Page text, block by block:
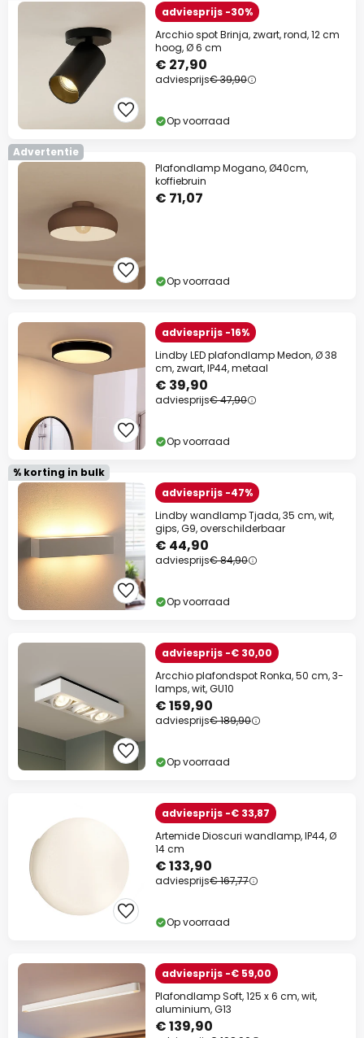
adviesprijs -30%
Arcchio spot Brinja, zwart, rond, 12 cm
hoog, Ø 6 cm
€ 27,90
adviesprijs€ 39,90
Op voorraad
Advertentie
Plafondlamp Mogano, Ø40cm,
koffiebruin
€ 71,07
Op voorraad
adviesprijs -16%
Lindby LED plafondlamp Medon, Ø 38
cm, zwart, IP44, metaal
€ 39,90
adviesprijs€ 47,90
Op voorraad
% korting in bulk
adviesprijs -47%
Lindby wandlamp Tjada, 35 cm, wit,
gips, G9, overschilderbaar
€ 44,90
adviesprijs€ 84,90
Op voorraad
adviesprijs -€ 30,00
Arcchio plafondspot Ronka, 50 cm, 3-
lamps, wit, GU10
€ 159,90
adviesprijs€ 189,90
Op voorraad
adviesprijs -€ 33,87
Artemide Dioscuri wandlamp, IP44, Ø
14 cm
€ 133,90
adviesprijs€ 167,77
Op voorraad
adviesprijs -€ 59,00
Plafondlamp Soft, 125 x 6 cm, wit,
aluminium, G13
€ 139,90